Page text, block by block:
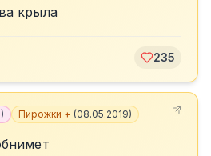
крыла
235
) Пирожки + (08.05.2019)